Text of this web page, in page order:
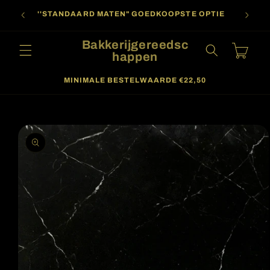
naar de
''STANDAARD MATEN" GOEDKOOPSTE OPTIE
Bakkerijgereedsc
happen
Winkelwagen
MINIMALE BESTELWAARDE €22,50
direct naar